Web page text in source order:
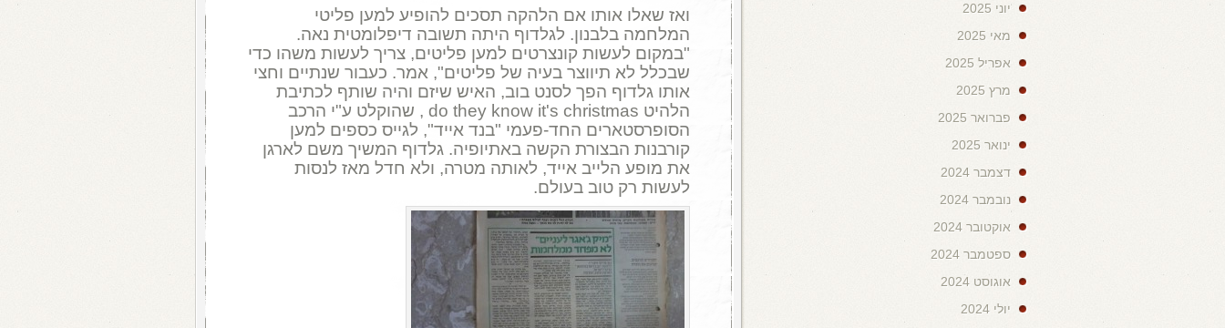
ואז שאלו אותו אם הלהקה תסכים להופיע למען פליטי
המלחמה בלבנון. לגלדוף היתה תשובה דיפלומטית נאה.
"במקום לעשות קונצרטים למען פליטים, צריך לעשות משהו כדי
שבכלל לא תיווצר בעיה של פליטים", אמר. כעבור שנתיים וחצי
אותו גלדוף הפך לסנט בוב, האיש שיזם והיה שותף לכתיבת
הלהיט do they know it's christmas , שהוקלט ע"י הרכב
הסופרסטארים החד-פעמי "בנד אייד", לגייס כספים למען
קורבנות הבצורת הקשה באתיופיה. גלדוף המשיך משם לארגן
את מופע הלייב אייד, לאותה מטרה, ולא חדל מאז לנסות
לעשות רק טוב בעולם.
יוני 2025
מאי 2025
אפריל 2025
מרץ 2025
פברואר 2025
ינואר 2025
דצמבר 2024
נובמבר 2024
אוקטובר 2024
ספטמבר 2024
אוגוסט 2024
יולי 2024